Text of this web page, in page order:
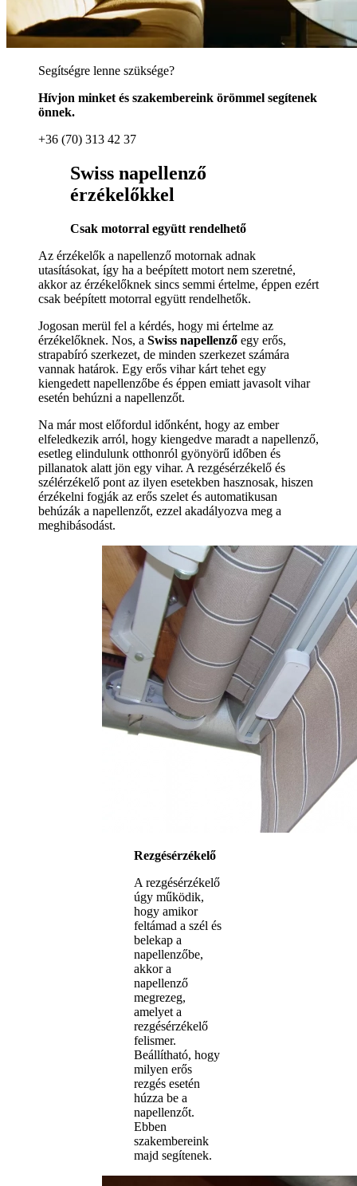
Segítségre lenne szüksége?
Hívjon minket és szakembereink örömmel segítenek
önnek.
+36 (70) 313 42 37
Swiss napellenző
érzékelőkkel
Csak motorral együtt rendelhető
Az érzékelők a napellenző motornak adnak
utasításokat, így ha a beépített motort nem szeretné,
akkor az érzékelőknek sincs semmi értelme, éppen ezért
csak beépített motorral együtt rendelhetők.
Jogosan merül fel a kérdés, hogy mi értelme az
érzékelőknek. Nos, a Swiss napellenző egy erős,
strapabíró szerkezet, de minden szerkezet számára
vannak határok. Egy erős vihar kárt tehet egy
kiengedett napellenzőbe és éppen emiatt javasolt vihar
esetén behúzni a napellenzőt.
Na már most előfordul időnként, hogy az ember
elfeledkezik arról, hogy kiengedve maradt a napellenző,
esetleg elindulunk otthonról gyönyörű időben és
pillanatok alatt jön egy vihar. A rezgésérzékelő és
szélérzékelő pont az ilyen esetekben hasznosak, hiszen
érzékelni fogják az erős szelet és automatikusan
behúzák a napellenzőt, ezzel akadályozva meg a
meghibásodást.
Rezgésérzékelő
A rezgésérzékelő
úgy működik,
hogy amikor
feltámad a szél és
belekap a
napellenzőbe,
akkor a
napellenző
megrezeg,
amelyet a
rezgésérzékelő
felismer.
Beállítható, hogy
milyen erős
rezgés esetén
húzza be a
napellenzőt.
Ebben
szakembereink
majd segítenek.